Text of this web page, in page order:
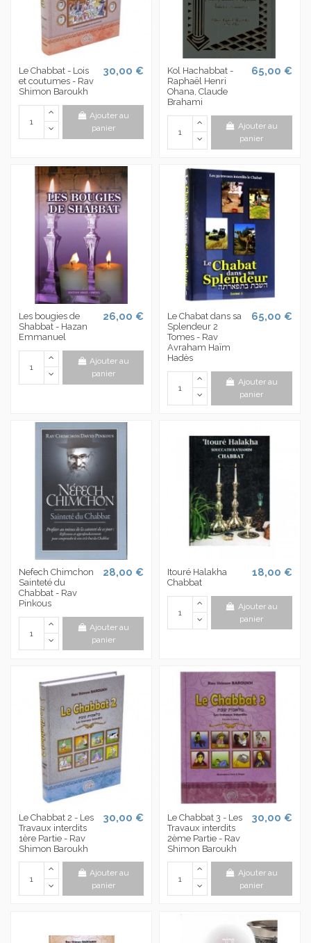
Le Chabbat - Lois
et coutumes - Rav
Shimon Baroukh
30,00 €
Ajouter au
panier
Kol Hachabbat -
Raphaël Henri
Ohana, Claude
Brahami
65,00 €
Ajouter au
panier
Les bougies de
Shabbat - Hazan
Emmanuel
26,00 €
Ajouter au
panier
Le Chabat dans sa
Splendeur 2
Tomes - Rav
Avraham Haïm
Hadès
65,00 €
Ajouter au
panier
Nefech Chimchon
Sainteté du
Chabbat - Rav
Pinkous
28,00 €
Ajouter au
panier
Itouré Halakha
Chabbat
18,00 €
Ajouter au
panier
Le Chabbat 2 - Les
Travaux interdits
1ère Partie - Rav
Shimon Baroukh
30,00 €
Ajouter au
panier
Le Chabbat 3 - Les
Travaux interdits
2ème Partie - Rav
Shimon Baroukh
30,00 €
Ajouter au
panier